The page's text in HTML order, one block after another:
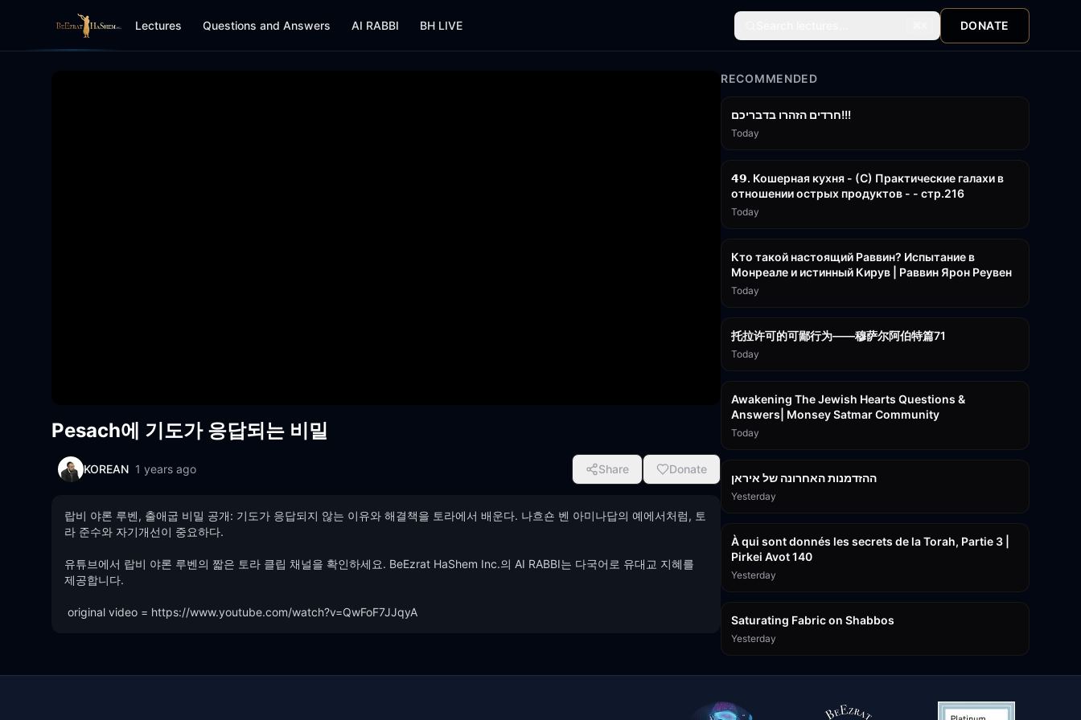
Lectures Questions and Answers AI RABBI BH LIVE DONATE
Pesach에 기도가 응답되는 비밀
KOREAN 1 years ago Share Donate
랍비 야론 루벤, 출애굽 비밀 공개: 기도가 응답되지 않는 이유와 해결책을 토라에서 배운다. 나흐숀 벤 아미나답의 예에서처럼, 토
라 준수와 자기개선이 중요하다.
유튜브에서 랍비 야론 루벤의 짧은 토라 클립 채널을 확인하세요. BeEzrat HaShem Inc.의 AI RABBI는 다국어로 유대교 지혜를
제공합니다.
original video = https://www.youtube.com/watch?v=QwFoF7JJqyA
RECOMMENDED
חרדים הזהרו בדבריכם!!!
Today
𝟰𝟵. Кошерная кухня - (С) Практические галахи в
отношении острых продуктов - - стр.216
Today
Кто такой настоящий Раввин? Испытание в
Монреале и истинный Кирув | Раввин Ярон Реувен
Today
托拉许可的可鄙行为——穆萨尔阿伯特篇71
Today
Awakening The Jewish Hearts Questions &
Answers| Monsey Satmar Community
Today
ההזדמנות האחרונה של איראן
Yesterday
À qui sont donnés les secrets de la Torah, Partie 3 |
Pirkei Avot 140
Yesterday
Saturating Fabric on Shabbos
Yesterday